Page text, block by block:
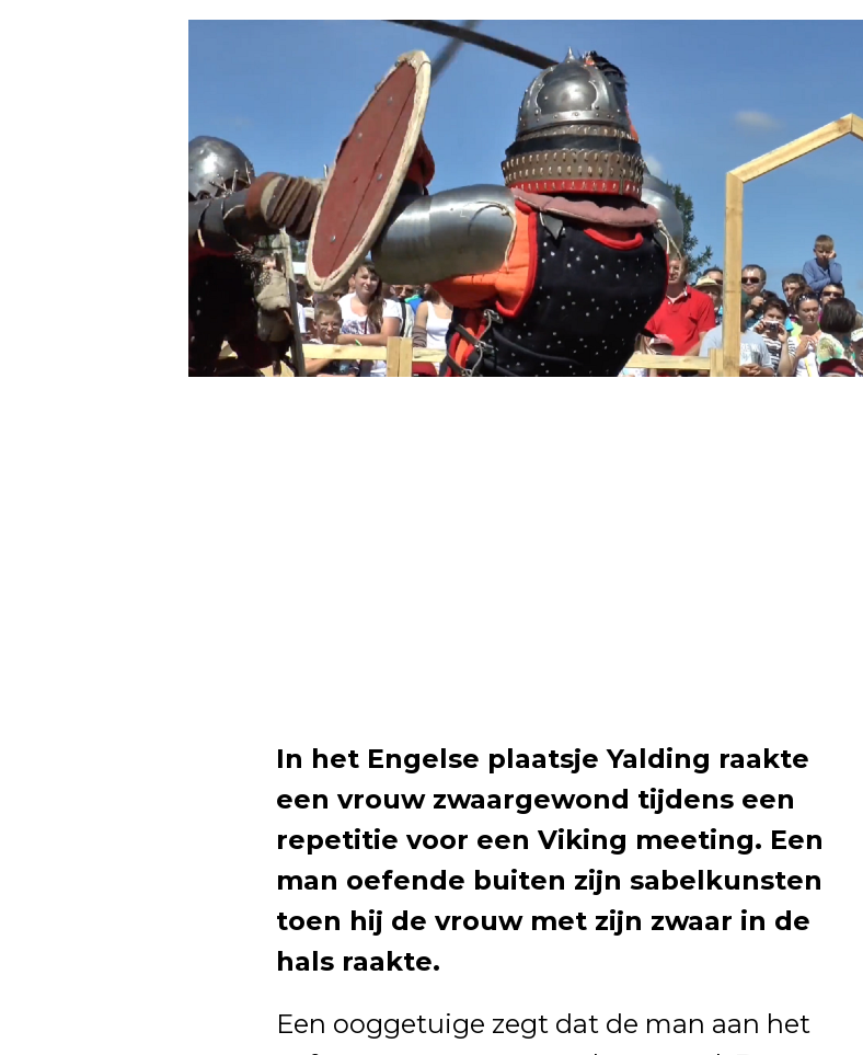
In het Engelse plaatsje Yalding raakte
een vrouw zwaargewond tijdens een
repetitie voor een Viking meeting. Een
man oefende buiten zijn sabelkunsten
toen hij de vrouw met zijn zwaar in de
hals raakte.
Een ooggetuige zegt dat de man aan het